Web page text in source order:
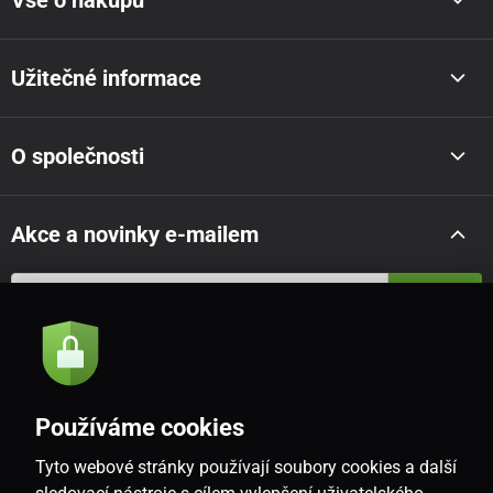
Užitečné informace
O společnosti
Akce a novinky e-mailem
Souhlasím se
CZ
Používáme cookies
Tyto webové stránky používají soubory cookies a další